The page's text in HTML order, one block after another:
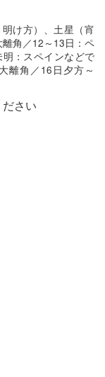
け方）、土星（宵
角／12～13日：ペ
：スペインなどで
離角／16日夕方～
ださい